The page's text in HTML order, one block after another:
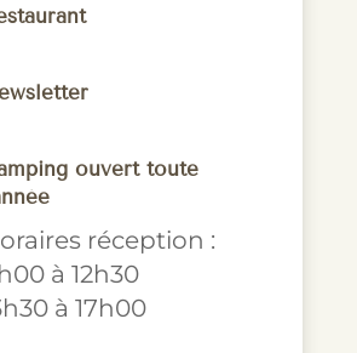
ouvert toute
réception :
à 12h30
à 17h00